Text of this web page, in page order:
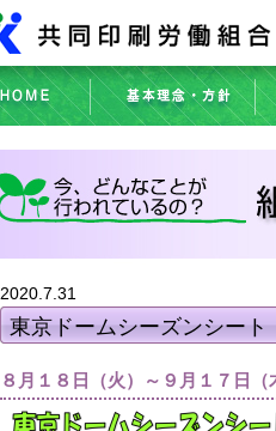
2020.7.31
東京ドームシーズンシート
８月１８日（火）～９月１７日（